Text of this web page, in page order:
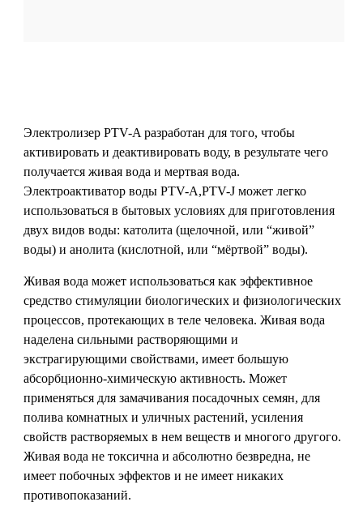
Электролизер PTV-A разработан для того, чтобы
активировать и деактивировать воду, в результате чего
получается живая вода и мертвая вода.
Электроактиватор воды PTV-A,PTV-J может легко
использоваться в бытовых условиях для приготовления
двух видов воды: католита (щелочной, или “живой”
воды) и анолита (кислотной, или “мёртвой” воды).
Живая вода может использоваться как эффективное
средство стимуляции биологических и физиологических
процессов, протекающих в теле человека. Живая вода
наделена сильными растворяющими и
экстрагирующими свойствами, имеет большую
абсорбционно-химическую активность. Может
применяться для замачивания посадочных семян, для
полива комнатных и уличных растений, усиления
свойств растворяемых в нем веществ и многого другого.
Живая вода не токсична и абсолютно безвредна, не
имеет побочных эффектов и не имеет никаких
противопоказаний.